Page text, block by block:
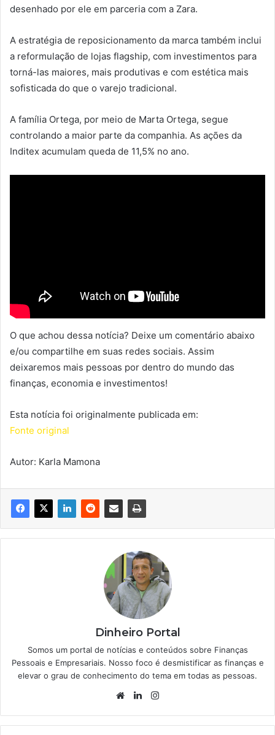
desenhado por ele em parceria com a Zara.
A estratégia de reposicionamento da marca também inclui
a reformulação de lojas flagship, com investimentos para
torná-las maiores, mais produtivas e com estética mais
sofisticada do que o varejo tradicional.
A família Ortega, por meio de Marta Ortega, segue
controlando a maior parte da companhia. As ações da
Inditex acumulam queda de 11,5% no ano.
O que achou dessa notícia? Deixe um comentário abaixo
e/ou compartilhe em suas redes sociais. Assim
deixaremos mais pessoas por dentro do mundo das
finanças, economia e investimentos!
Esta notícia foi originalmente publicada em:
Fonte original
Autor: Karla Mamona
Dinheiro Portal
Somos um portal de notícias e conteúdos sobre Finanças
Pessoais e Empresariais. Nosso foco é desmistificar as finanças e
elevar o grau de conhecimento do tema em todas as pessoas.
WebsiteLinkedin